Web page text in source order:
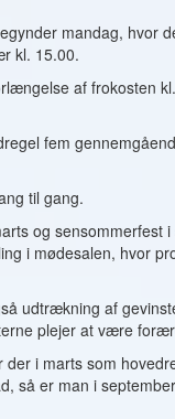
mandag, hvor
kl. 15.00.
af frokosten
fem
til gang.
og sensommerfest
i mødesalen, hvor
udtrækning af
plejer at være
i marts som
så er man i